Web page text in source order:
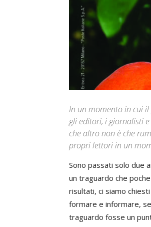
In un momento in cui
gli editori, i giornalisti
che altro non è che
propri lettori in un
Sono passati solo due
un traguardo che
risultati, ci siamo
formare e informare,
traguardo fosse un